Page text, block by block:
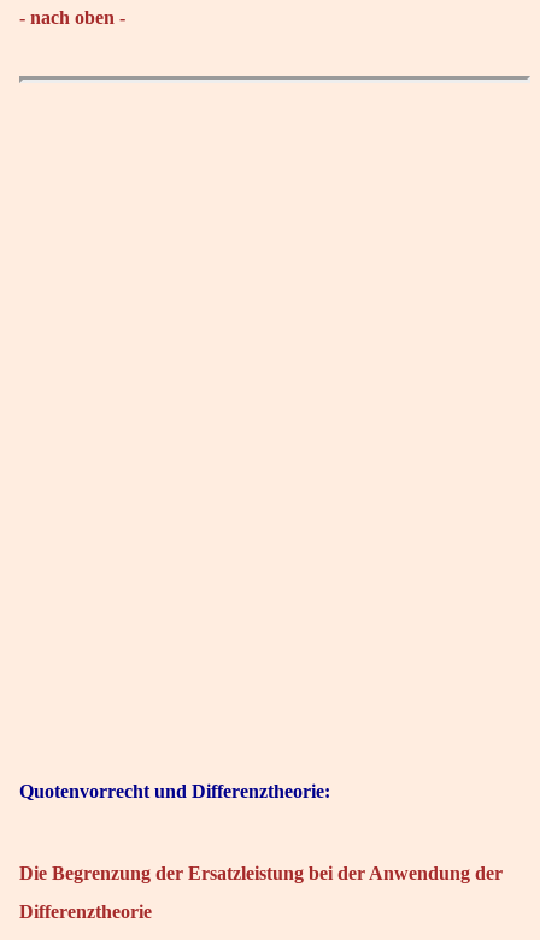
- nach oben -
Quotenvorrecht und Differenztheorie:
Die Begrenzung der Ersatzleistung bei der Anwendung der
Differenztheorie